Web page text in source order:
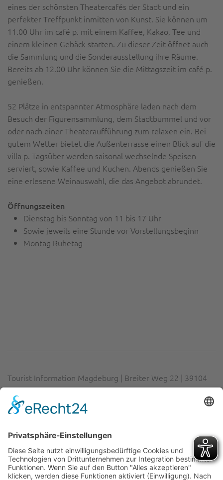
eines der schönsten Theatercafés der Stadt und ein
perfekter Treffpunkt inmitten von Kunst. Sie können um
11.00 Uhr im café p. mit einem Kaffee, Kakao, Tee und
einem kleinen Gebäck starten. Zu dieser Zeit öffnet auch
die Sammlung und die Sonderausstellung ihre Räume.
Bereits ab 12.00 Uhr können Sie die Mittagszeit im café p.
genießen.
52 Plätze in entspannter Atmosphäre laden nach dem
Besuch der Figurensammlung, dem Stadtbummel und vor
oder nach einer Theateraufführung zum relaxen ein. Bei
gutem Wetter bietet die Außenterrasse einen Blick auf die
villa p. Tagsüber werden saisonal wechselnde Speisen
serviert, sowie Kaffee und Kuchen. Abends genießen Sie
eine erlesene Weinauswahl, die das Angebot abrundet.
Öffnungszeiten
Dienstag bis Sonntag von 11 bis 17 Uhr
Sowie jeweils eine Stunde vor Vorstellungsbeginn
Montag Ruhetag
Tourist Information Magdeburg | Breiter Weg 22 | 39104
Magdeburg
Telefon:0391 63 60 14 02
info@visitmagdeburg.de
Impressum|Datenschutz|Erklärung zur Barrierefreiheit|
Cookie-Einstellungen